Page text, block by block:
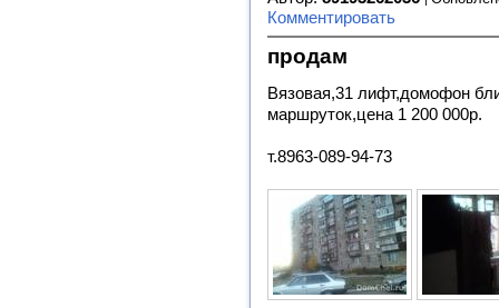
Комментировать
продам
Вязовая,31 лифт,домофон
маршруток,цена 1 200 000р.
т.8963-089-94-73